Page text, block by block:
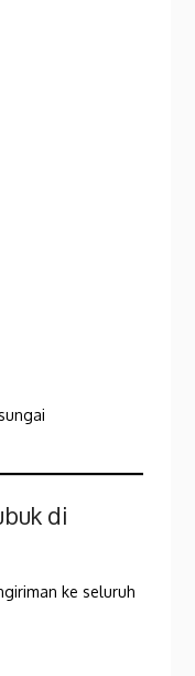
di
ke seluruh